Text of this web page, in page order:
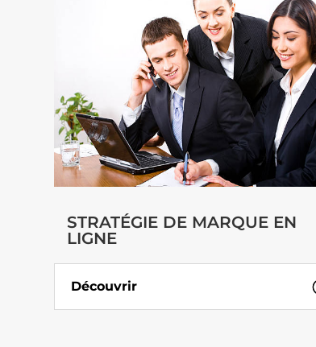
STRATÉGIE DE MARQUE EN
LIGNE
Découvrir